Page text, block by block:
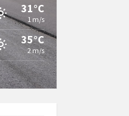
31°C
1 m/s
35°C
2 m/s